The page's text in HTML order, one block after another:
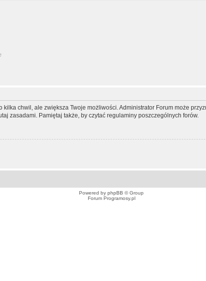
chwil, ale zwiększa Twoje możliwości. Administrator Forum może
zasadami. Pamiętaj także, by czytać regulaminy poszczególnych forów.
Powered by phpBB © Group
Forum Programosy.pl